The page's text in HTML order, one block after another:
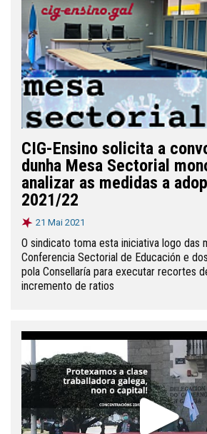
CIG-Ensino solicita a
dunha Mesa Sectorial
analizar as medidas a
2021/22
21 Mai 2021
O sindicato toma esta iniciativa logo das
Conferencia Sectorial de Educación e
pola Consellaría para executar recortes
incremento de ratios